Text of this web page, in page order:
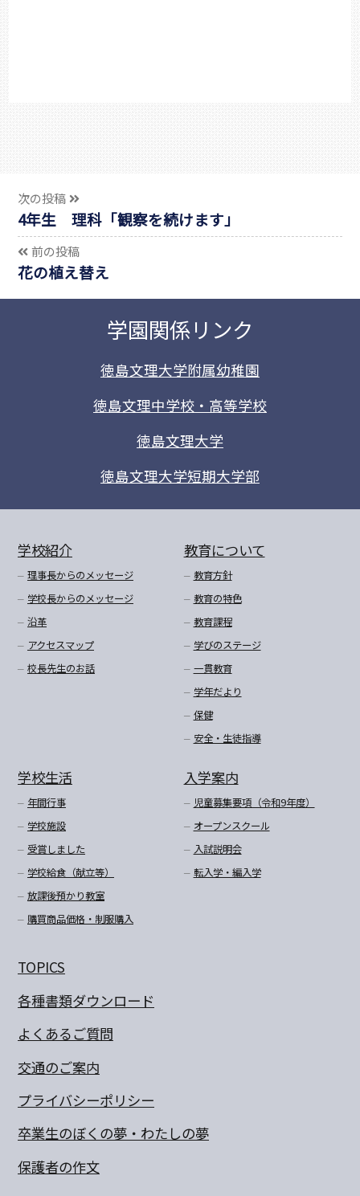
次の投稿
4年生 理科「観察を続けます」
前の投稿
花の植え替え
学園関係リンク
徳島文理大学附属幼稚園
徳島文理中学校・高等学校
徳島文理大学
徳島文理大学短期大学部
学校紹介
理事長からのメッセージ
学校長からのメッセージ
沿革
アクセスマップ
校長先生のお話
教育について
教育方針
教育の特色
教育課程
学びのステージ
一貫教育
学年だより
保健
安全・生徒指導
学校生活
年間行事
学校施設
受賞しました
学校給食（献立等）
放課後預かり教室
購買商品価格・制服購入
入学案内
児童募集要項（令和9年度）
オープンスクール
入試説明会
転入学・編入学
TOPICS
各種書類ダウンロード
よくあるご質問
交通のご案内
プライバシーポリシー
卒業生のぼくの夢・わたしの夢
保護者の作文